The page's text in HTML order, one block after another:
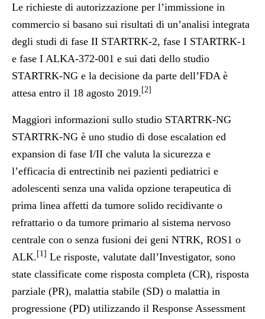
Le richieste di autorizzazione per l’immissione in
commercio si basano sui risultati di un’analisi integrata
degli studi di fase II STARTRK-2, fase I STARTRK-1
e fase I ALKA-372-001 e sui dati dello studio
STARTRK-NG e la decisione da parte dell’FDA è
attesa entro il 18 agosto 2019.[2]
Maggiori informazioni sullo studio STARTRK-NG
STARTRK-NG è uno studio di dose escalation ed
expansion di fase I/II che valuta la sicurezza e
l’efficacia di entrectinib nei pazienti pediatrici e
adolescenti senza una valida opzione terapeutica di
prima linea affetti da tumore solido recidivante o
refrattario o da tumore primario al sistema nervoso
centrale con o senza fusioni dei geni NTRK, ROS1 o
ALK.[1] Le risposte, valutate dall’Investigator, sono
state classificate come risposta completa (CR), risposta
parziale (PR), malattia stabile (SD) o malattia in
progressione (PD) utilizzando il Response Assessment